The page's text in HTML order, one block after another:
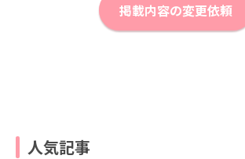
掲載内容の変更依頼
人気記事